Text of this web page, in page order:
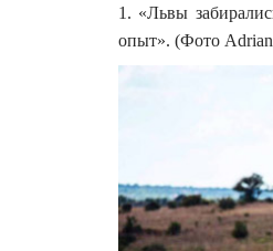
1. «Львы
опыт». (Фото